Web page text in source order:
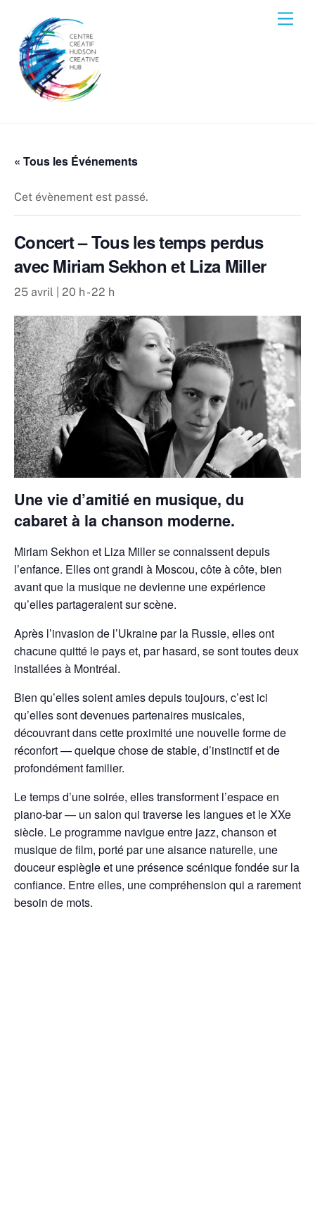
content
« Tous les Événements
Cet évènement est passé.
Concert – Tous les temps perdus
avec Miriam Sekhon et Liza Miller
25 avril | 20 h -22 h
Une vie d’amitié en musique, du
cabaret à la chanson moderne.
Miriam Sekhon et Liza Miller se connaissent depuis
l’enfance. Elles ont grandi à Moscou, côte à côte, bien
avant que la musique ne devienne une expérience
qu’elles partageraient sur scène.
Après l’invasion de l’Ukraine par la Russie, elles ont
chacune quitté le pays et, par hasard, se sont toutes deux
installées à Montréal.
Bien qu’elles soient amies depuis toujours, c’est ici
qu’elles sont devenues partenaires musicales,
découvrant dans cette proximité une nouvelle forme de
réconfort — quelque chose de stable, d’instinctif et de
profondément familier.
Le temps d’une soirée, elles transforment l’espace en
piano-bar — un salon qui traverse les langues et le XXe
siècle. Le programme navigue entre jazz, chanson et
musique de film, porté par une aisance naturelle, une
douceur espiègle et une présence scénique fondée sur la
confiance. Entre elles, une compréhension qui a rarement
besoin de mots.